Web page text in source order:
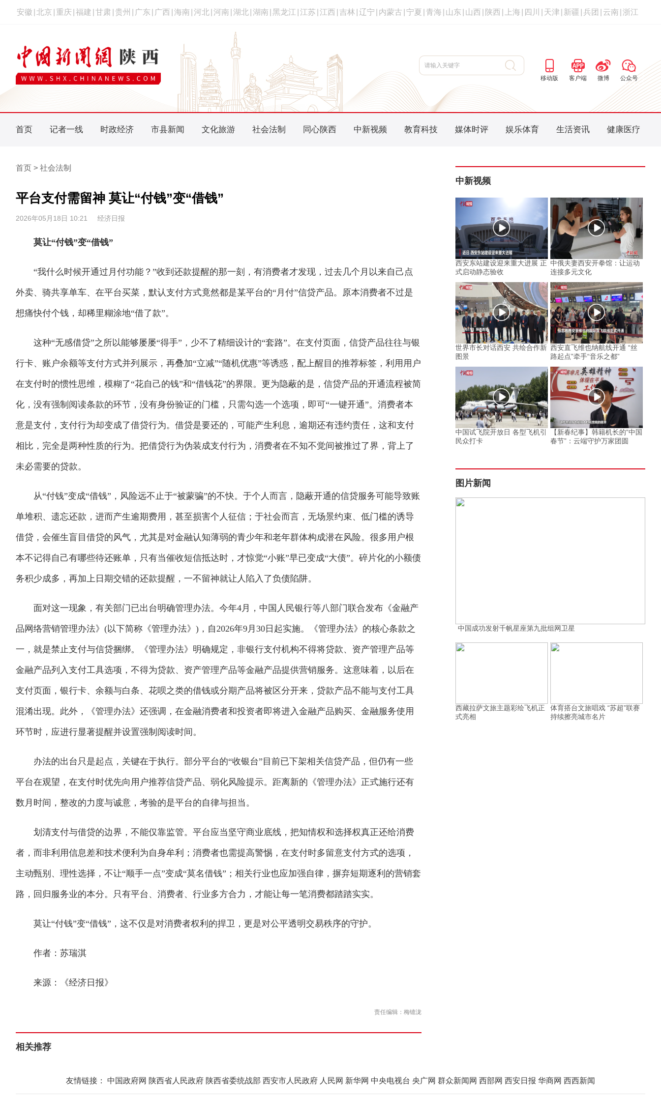
安徽 北京 重庆 福建 甘肃 贵州 广东 广西 海南 河北 河南 湖北 湖南 黑龙江 江苏 江西 吉林 辽宁 内蒙古 宁夏 青海 山东 山西 陕西 上海 四川 天津 新疆 兵团 云南 浙江
移动版 客户端 微博 公众号
首页 记者一线 时政经济 市县新闻 文化旅游 社会法制 同心陕西 中新视频 教育科技 媒体时评 娱乐体育 生活资讯 健康医疗
首页 > 社会法制
平台支付需留神 莫让“付钱”变“借钱”
2026年05月18日 10:21 经济日报
莫让“付钱”变“借钱”
“我什么时候开通过月付功能？”收到还款提醒的那一刻，有消费者才发现，过去几个月以来自己点
外卖、骑共享单车、在平台买菜，默认支付方式竟然都是某平台的“月付”信贷产品。原本消费者不过是
想痛快付个钱，却稀里糊涂地“借了款”。
这种“无感借贷”之所以能够屡屡“得手”，少不了精细设计的“套路”。在支付页面，信贷产品往往与银
行卡、账户余额等支付方式并列展示，再叠加“立减”“随机优惠”等诱惑，配上醒目的推荐标签，利用用户
在支付时的惯性思维，模糊了“花自己的钱”和“借钱花”的界限。更为隐蔽的是，信贷产品的开通流程被简
化，没有强制阅读条款的环节，没有身份验证的门槛，只需勾选一个选项，即可“一键开通”。消费者本
意是支付，支付行为却变成了借贷行为。借贷是要还的，可能产生利息，逾期还有违约责任，这和支付
相比，完全是两种性质的行为。把借贷行为伪装成支付行为，消费者在不知不觉间被推过了界，背上了
未必需要的贷款。
从“付钱”变成“借钱”，风险远不止于“被蒙骗”的不快。于个人而言，隐蔽开通的信贷服务可能导致账
单堆积、遗忘还款，进而产生逾期费用，甚至损害个人征信；于社会而言，无场景约束、低门槛的诱导
借贷，会催生盲目借贷的风气，尤其是对金融认知薄弱的青少年和老年群体构成潜在风险。很多用户根
本不记得自己有哪些待还账单，只有当催收短信抵达时，才惊觉“小账”早已变成“大债”。碎片化的小额债
务积少成多，再加上日期交错的还款提醒，一不留神就让人陷入了负债陷阱。
面对这一现象，有关部门已出台明确管理办法。今年4月，中国人民银行等八部门联合发布《金融产
品网络营销管理办法》(以下简称《管理办法》)，自2026年9月30日起实施。《管理办法》的核心条款之
一，就是禁止支付与信贷捆绑。《管理办法》明确规定，非银行支付机构不得将贷款、资产管理产品等
金融产品列入支付工具选项，不得为贷款、资产管理产品等金融产品提供营销服务。这意味着，以后在
支付页面，银行卡、余额与白条、花呗之类的借钱或分期产品将被区分开来，贷款产品不能与支付工具
混淆出现。此外，《管理办法》还强调，在金融消费者和投资者即将进入金融产品购买、金融服务使用
环节时，应进行显著提醒并设置强制阅读时间。
办法的出台只是起点，关键在于执行。部分平台的“收银台”目前已下架相关信贷产品，但仍有一些
平台在观望，在支付时优先向用户推荐信贷产品、弱化风险提示。距离新的《管理办法》正式施行还有
数月时间，整改的力度与诚意，考验的是平台的自律与担当。
划清支付与借贷的边界，不能仅靠监管。平台应当坚守商业底线，把知情权和选择权真正还给消费
者，而非利用信息差和技术便利为自身牟利；消费者也需提高警惕，在支付时多留意支付方式的选项，
主动甄别、理性选择，不让“顺手一点”变成“莫名借钱”；相关行业也应加强自律，摒弃短期逐利的营销套
路，回归服务业的本分。只有平台、消费者、行业多方合力，才能让每一笔消费都踏踏实实。
莫让“付钱”变“借钱”，这不仅是对消费者权利的捍卫，更是对公平透明交易秩序的守护。
作者：苏瑞淇
来源：《经济日报》
责任编辑：梅镱泷
相关推荐
中新视频
西安东站建设迎来重大进展 正
式启动静态验收
中俄夫妻西安开拳馆：让运动
连接多元文化
世界市长对话西安 共绘合作新
图景
西安直飞维也纳航线开通 “丝
路起点”牵手“音乐之都”
中国试飞院开放日 各型飞机引
民众打卡
【新春纪事】韩籍机长的“中国
春节”：云端守护万家团圆
图片新闻
中国成功发射千帆星座第九批组网卫星
西藏拉萨文旅主题彩绘飞机正
式亮相
体育搭台文旅唱戏 “苏超”联赛
持续擦亮城市名片
友情链接： 中国政府网 陕西省人民政府 陕西省委统战部 西安市人民政府 人民网 新华网 中央电视台 央广网 群众新闻网 西部网 西安日报 华商网 西西新闻